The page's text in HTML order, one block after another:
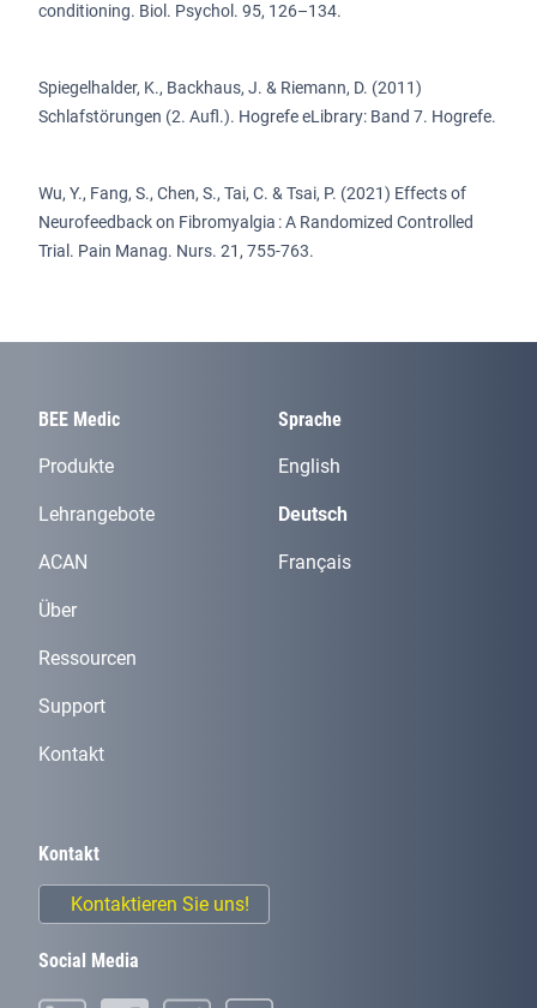
conditioning. Biol. Psychol. 95, 126–134.
Spiegelhalder, K., Backhaus, J. & Riemann, D. (2011)
Schlafstörungen (2. Aufl.). Hogrefe eLibrary: Band 7. Hogrefe.
Wu, Y., Fang, S., Chen, S., Tai, C. & Tsai, P. (2021) Effects of
Neurofeedback on Fibromyalgia : A Randomized Controlled
Trial. Pain Manag. Nurs. 21, 755-763.
BEE Medic
Produkte
Lehrangebote
ACAN
Über
Ressourcen
Support
Kontakt
Sprache
English
Deutsch
Français
Kontakt
Kontaktieren Sie uns!
Social Media